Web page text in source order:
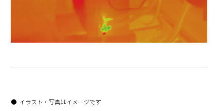
イラスト・写真はイメージです